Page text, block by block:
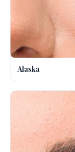
Alaska